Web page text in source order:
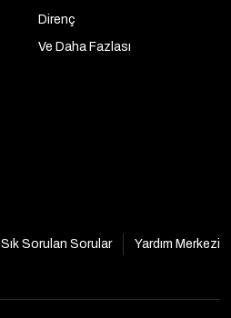
Direnç
Ve Daha Fazlası
Sık Sorulan Sorular
Yardım Merkezi